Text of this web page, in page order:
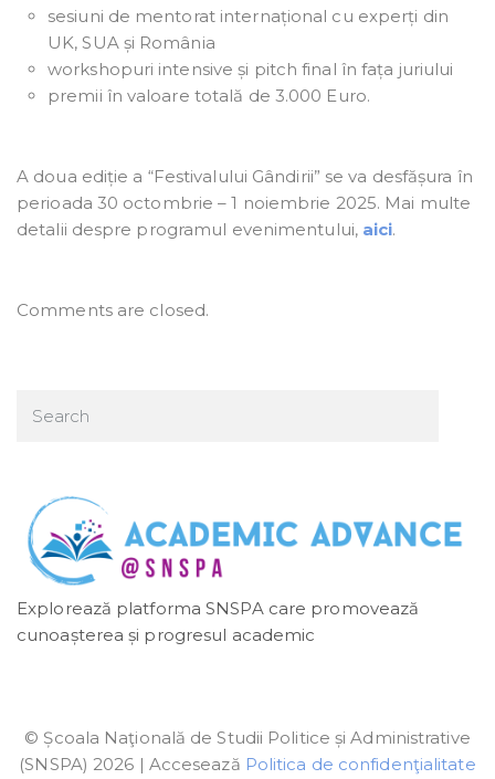
sesiuni de mentorat internațional cu experți din
UK, SUA și România
workshopuri intensive și pitch final în fața juriului
premii în valoare totală de 3.000 Euro.
A doua ediție a “Festivalului Gândirii” se va desfășura în
perioada 30 octombrie – 1 noiembrie 2025. Mai multe
detalii despre programul evenimentului, aici.
Comments are closed.
Explorează platforma SNSPA care promovează
cunoașterea și progresul academic
© Școala Naţională de Studii Politice și Administrative
(SNSPA) 2026 | Accesează Politica de confidenţialitate